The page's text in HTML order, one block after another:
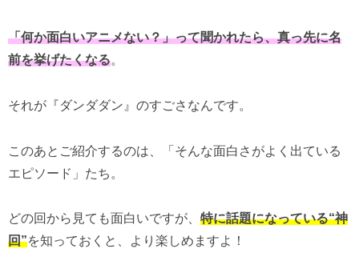
「何か面白いアニメない？」って聞かれたら、真っ先に名
前を挙げたくなる。
それが『ダンダダン』のすごさなんです。
このあとご紹介するのは、「そんな面白さがよく出ている
エピソード」たち。
どの回から見ても面白いですが、 特に話題になっている“神
回”を知っておくと、より楽しめますよ！